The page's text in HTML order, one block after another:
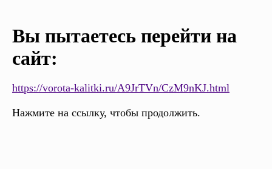
Вы пытаетесь перейти на
сайт:
https://vorota-kalitki.ru/A9JrTVn/CzM9nKJ.html
Нажмите на ссылку, чтобы продолжить.